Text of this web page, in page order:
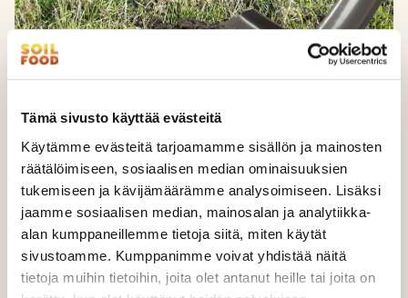
Tämä sivusto käyttää evästeitä
Käytämme evästeitä tarjoamamme sisällön ja mainosten
räätälöimiseen, sosiaalisen median ominaisuuksien
tukemiseen ja kävijämäärämme analysoimiseen. Lisäksi
jaamme sosiaalisen median, mainosalan ja analytiikka-
alan kumppaneillemme tietoja siitä, miten käytät
sivustoamme. Kumppanimme voivat yhdistää näitä
tietoja muihin tietoihin, joita olet antanut heille tai joita on
Soilfood Ravinnekuitu III
PÄÄSTÖT: 3 kg CO2-ekv./t
ALKUPERÄMAA: Suomi